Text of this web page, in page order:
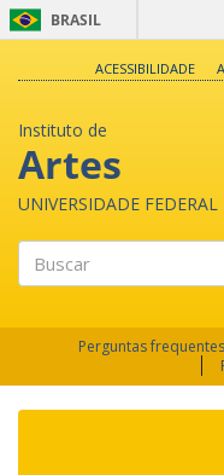
BRASIL
ACESSIBILIDADE
Instituto de
Artes
UNIVERSIDADE
Perguntas frequentes